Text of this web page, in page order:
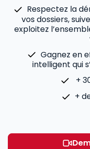
Respectez la
vos dossiers,
exploitez
Gagnez en
intelligent qui
+
+